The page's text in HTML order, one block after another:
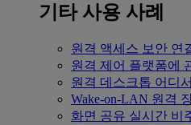
기타 사용 사례
원격 액세스 보안 연
원격 제어 플랫폼에
원격 데스크톱 어디
Wake-on-LAN 원격
화면 공유 실시간 비